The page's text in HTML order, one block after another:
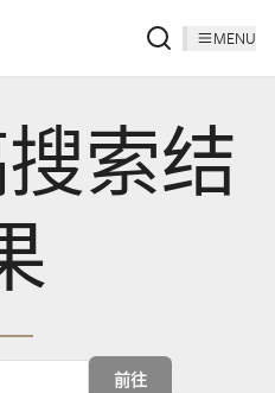
MENU
索结
前往